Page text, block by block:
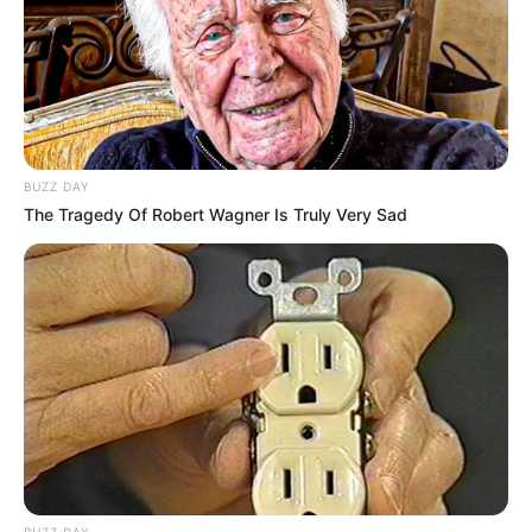
Synthèse incontournable du Quinté du jour
en 5 chevaux proposée par Logic-Prono
Nouveau!
Obtenez en quelques secondes le meilleur
BUZZ DAY
The Tragedy Of Robert Wagner Is Truly Very Sad